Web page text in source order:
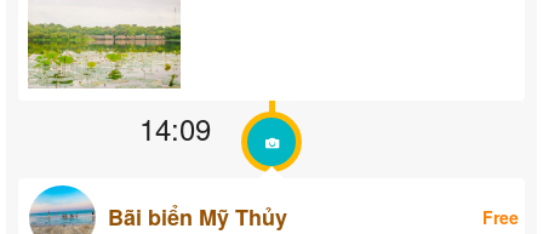
14:09
Bãi biển Mỹ Thủy Free